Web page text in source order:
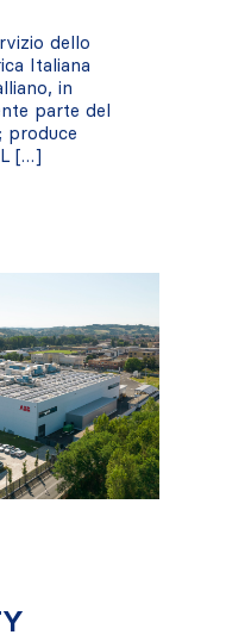
dello
Italiana
in
parte del
produce
[…]